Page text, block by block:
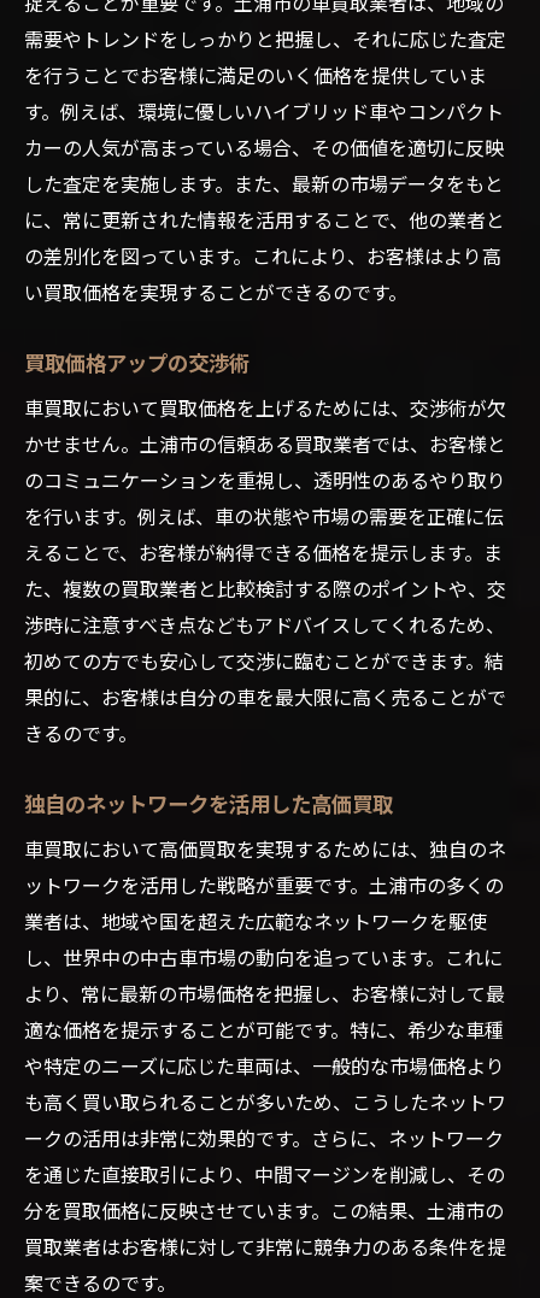
需要やトレンドをしっかりと把握し、それに応じた査定
を行うことでお客様に満足のいく価格を提供していま
す。例えば、環境に優しいハイブリッド車やコンパクト
カーの人気が高まっている場合、その価値を適切に反映
した査定を実施します。また、最新の市場データをもと
に、常に更新された情報を活用することで、他の業者と
の差別化を図っています。これにより、お客様はより高
い買取価格を実現することができるのです。
買取価格アップの交渉術
車買取において買取価格を上げるためには、交渉術が欠
かせません。土浦市の信頼ある買取業者では、お客様と
のコミュニケーションを重視し、透明性のあるやり取り
を行います。例えば、車の状態や市場の需要を正確に伝
えることで、お客様が納得できる価格を提示します。ま
た、複数の買取業者と比較検討する際のポイントや、交
渉時に注意すべき点などもアドバイスしてくれるため、
初めての方でも安心して交渉に臨むことができます。結
果的に、お客様は自分の車を最大限に高く売ることがで
きるのです。
独自のネットワークを活用した高価買取
車買取において高価買取を実現するためには、独自のネ
ットワークを活用した戦略が重要です。土浦市の多くの
業者は、地域や国を超えた広範なネットワークを駆使
し、世界中の中古車市場の動向を追っています。これに
より、常に最新の市場価格を把握し、お客様に対して最
適な価格を提示することが可能です。特に、希少な車種
や特定のニーズに応じた車両は、一般的な市場価格より
も高く買い取られることが多いため、こうしたネットワ
ークの活用は非常に効果的です。さらに、ネットワーク
を通じた直接取引により、中間マージンを削減し、その
分を買取価格に反映させています。この結果、土浦市の
買取業者はお客様に対して非常に競争力のある条件を提
案できるのです。